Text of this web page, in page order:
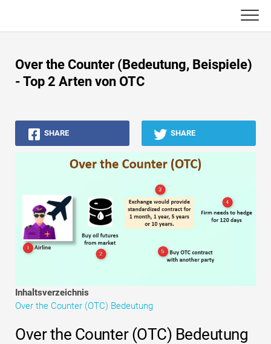
content
Buchhaltungs-Tutorials
Excel, VBA & Power BI
Investment Banking Tutorials
Top Bücher
Finanzkarriere-Leitfäden
Ressourcen für die Finanzzertifizierung
Vollständige Form
Risikomanagement-Tutorials
Over the Counter (Bedeutung, Beispiele)
- Top 2 Arten von OTC
SHARE SHARE
Inhaltsverzeichnis
Over the Counter (OTC) Bedeutung
Over the Counter (OTC) Bedeutung